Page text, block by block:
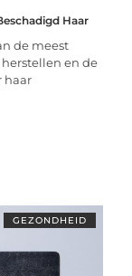
Haar
de meest
en de
haar
GEZONDHEID